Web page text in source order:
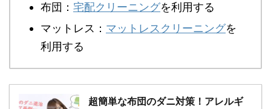
布団： 宅配クリーニングを利用する
マットレス： マットレスクリーニングを
利用する
超簡単な布団のダニ対策！アレルギ